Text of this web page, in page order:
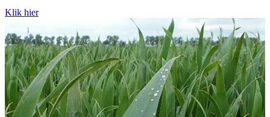
Klik hier